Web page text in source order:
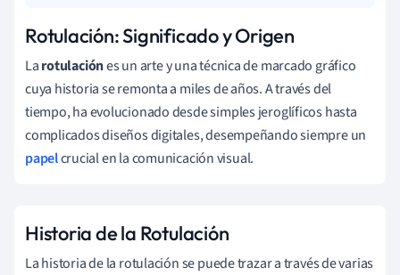
Rotulación: Significado y Origen
Larotulaciónes un arte y una técnica de marcado gráfico
cuya historia se remonta a miles de años. A través del
tiempo, ha evolucionado desde simples jeroglíficos hasta
complicados diseños digitales, desempeñando siempre un
papelcrucial en la comunicación visual.
Historia de la Rotulación
La historia de la rotulación se puede trazar a través de varias